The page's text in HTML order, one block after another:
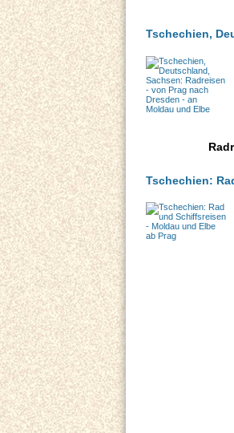
Tschechien,
Tschechien: